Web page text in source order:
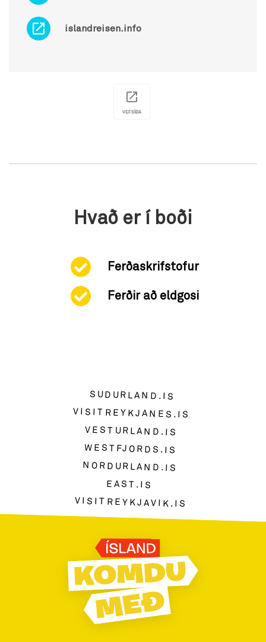
islandreisen.info
VEFSÍÐA
Hvað er í boði
Ferðaskrifstofur
Ferðir að eldgosi
SUDURLAND.IS
VISITREYKJANES.IS
VESTURLAND.IS
WESTFJORDS.IS
NORDURLAND.IS
EAST.IS
VISITREYKJAVIK.IS